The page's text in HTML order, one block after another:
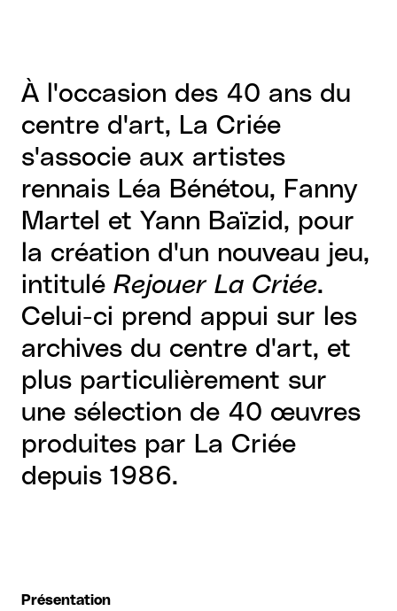
À l'occasion des 40 ans du
centre d'art, La Criée
s'associe aux artistes
rennais Léa Bénétou, Fanny
Martel et Yann Baïzid, pour
la création d'un nouveau jeu,
intitulé Rejouer La Criée.
Celui-ci prend appui sur les
archives du centre d'art, et
plus particulièrement sur
une sélection de 40 œuvres
produites par La Criée
depuis 1986.
Présentation